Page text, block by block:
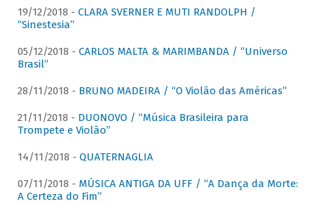
19/12/2018 - CLARA SVERNER E MUTI RANDOLPH /
“Sinestesia”
05/12/2018 - CARLOS MALTA & MARIMBANDA / “Universo
Brasil”
28/11/2018 - BRUNO MADEIRA / “O Violão das Américas”
21/11/2018 - DUONOVO / “Música Brasileira para
Trompete e Violão”
14/11/2018 - QUATERNAGLIA
07/11/2018 - MÚSICA ANTIGA DA UFF / “A Dança da Morte:
A Certeza do Fim”